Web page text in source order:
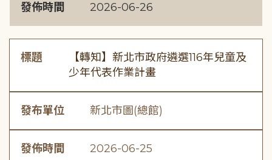
發佈時間 2026-06-26
標題
【轉知】新北市政府遴選116年兒童及
少年代表作業計畫
發布單位 新北市圖(總館)
發佈時間 2026-06-25